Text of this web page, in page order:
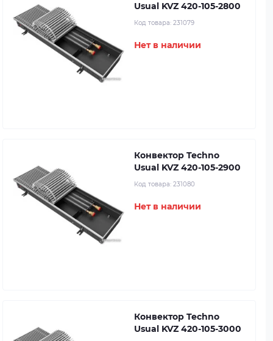
Usual KVZ 420-105-2800
Код товара: 231079
Нет в наличии
Конвектор Techno
Usual KVZ 420-105-2900
Код товара: 231080
Нет в наличии
Конвектор Techno
Usual KVZ 420-105-3000